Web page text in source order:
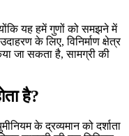
यह हमें गुणों को समझने में
के लिए, विनिर्माण क्षेत्र
जा सकता है, सामग्री की
है?
के द्रव्यमान को दर्शाता